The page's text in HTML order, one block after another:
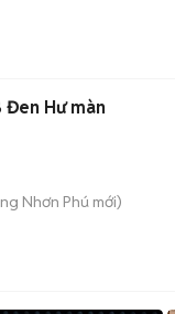
Đen Hư màn
Nhơn Phú mới)